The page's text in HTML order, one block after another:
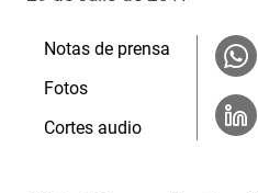
Notas de prensa
Fotos
Cortes audio